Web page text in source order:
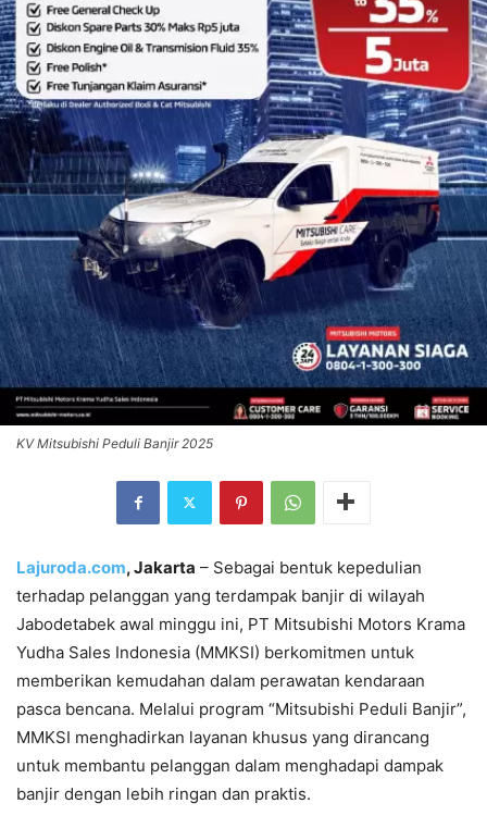
KV Mitsubishi Peduli Banjir 2025
Lajuroda.com, Jakarta – Sebagai bentuk kepedulian
terhadap pelanggan yang terdampak banjir di wilayah
Jabodetabek awal minggu ini, PT Mitsubishi Motors Krama
Yudha Sales Indonesia (MMKSI) berkomitmen untuk
memberikan kemudahan dalam perawatan kendaraan
pasca bencana. Melalui program “Mitsubishi Peduli Banjir”,
MMKSI menghadirkan layanan khusus yang dirancang
untuk membantu pelanggan dalam menghadapi dampak
banjir dengan lebih ringan dan praktis.